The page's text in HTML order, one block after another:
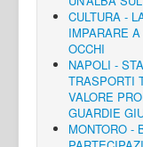
CULTURA -
IMPARARE
OCCHI
NAPOLI -
TRASPORTI
VALORE
GUARDIE
MONTORO -